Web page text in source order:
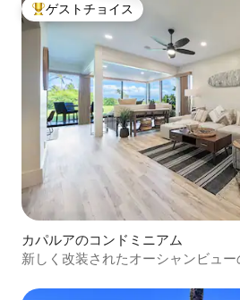
大好評のゲストチョイスです。
ゲストチョイス
カパルアのコンドミニアム
新しく改装されたオーシャンビュー